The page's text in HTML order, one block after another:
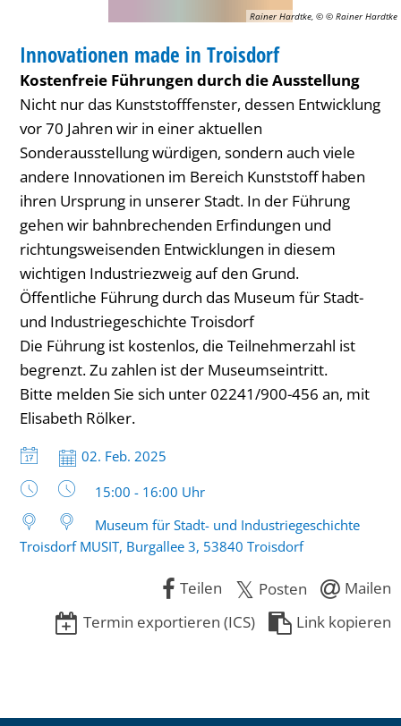
Rainer Hardtke, © © Rainer Hardtke
KATEGORIE: FÜHRUNG
Innovationen made in Troisdorf
Kostenfreie Führungen durch die Ausstellung
Nicht nur das Kunststofffenster, dessen Entwicklung
vor 70 Jahren wir in einer aktuellen
Sonderausstellung würdigen, sondern auch viele
andere Innovationen im Bereich Kunststoff haben
ihren Ursprung in unserer Stadt. In der Führung
gehen wir bahnbrechenden Erfindungen und
richtungsweisenden Entwicklungen in diesem
wichtigen Industriezweig auf den Grund.
Öffentliche Führung durch das Museum für Stadt-
und Industriegeschichte Troisdorf
Die Führung ist kostenlos, die Teilnehmerzahl ist
begrenzt. Zu zahlen ist der Museumseintritt.
Bitte melden Sie sich unter 02241/900-456 an, mit
Elisabeth Rölker.
Datum:
02. Feb. 2025
Uhrzeit:
15:00 - 16:00 Uhr
Museum für Stadt- und Industriegeschichte
Troisdorf MUSIT, Burgallee 3, 53840 Troisdorf
Teilen Posten
Mailen
Termin exportieren (ICS)
Link kopieren